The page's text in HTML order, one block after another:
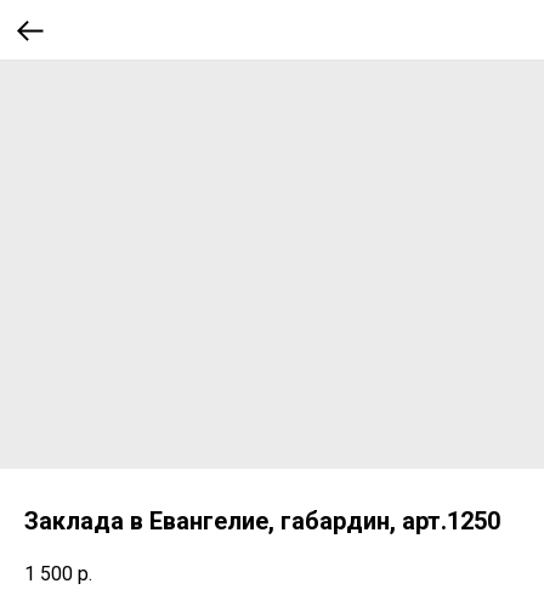
Заклада в Евангелие, габардин, арт.1250
1 500 р.